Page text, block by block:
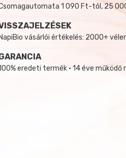
1 090 Ft-tól, 25
NapiBio vásárlói értékelés: 2000+
eredeti termék • 14 éve működő